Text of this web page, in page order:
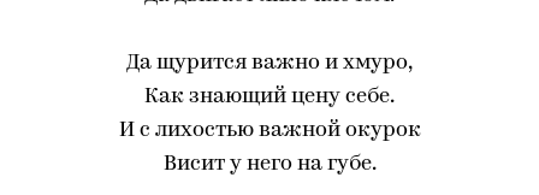
Да щурится важно и хмуро,
Как знающий цену себе.
И с лихостью важной окурок
Висит у него на губе.